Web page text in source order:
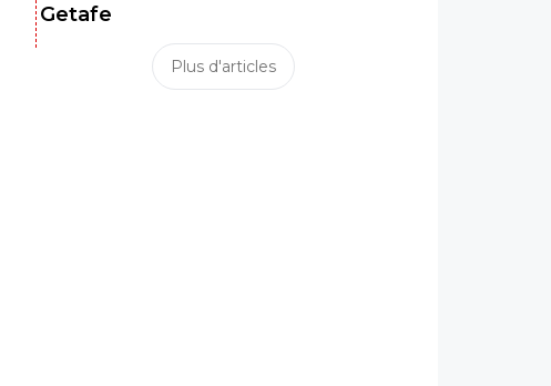
Getafe
Plus d'articles